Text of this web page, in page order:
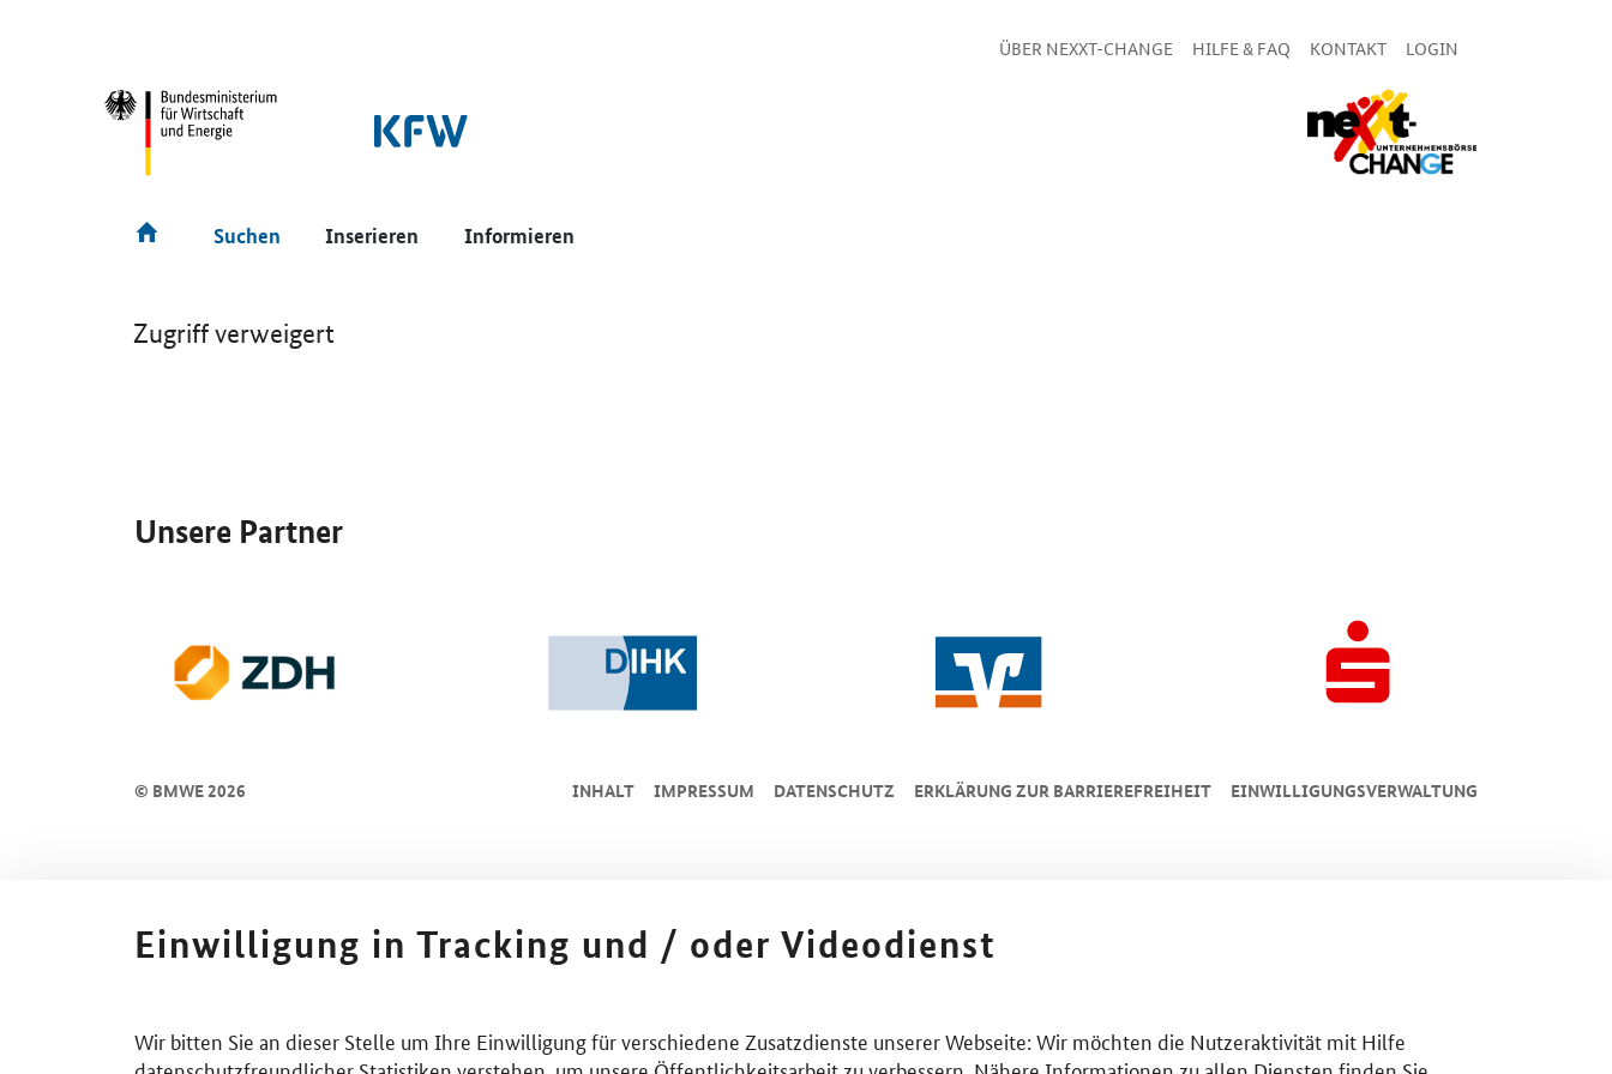
ÜBER NEXXT-CHANGE HILFE & FAQ KONTAKT LOGIN
Suchen Inserieren Informieren
Zugriff verweigert
Unsere Partner
© BMWE 2026 INHALT IMPRESSUM DA­TEN­SCHUTZ ERKLÄRUNG ZUR BARRIEREFREIHEIT EINWILLIGUNGSVERWALTUNG
Einwilligung in Tracking und / oder Videodienst
Wir bitten Sie an dieser Stelle um Ihre Einwilligung für verschiedene Zusatzdienste unserer Webseite: Wir möchten die Nutzeraktivität mit Hilfe